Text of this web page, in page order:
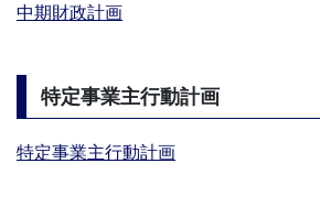
中期財政計画
特定事業主行動計画
特定事業主行動計画